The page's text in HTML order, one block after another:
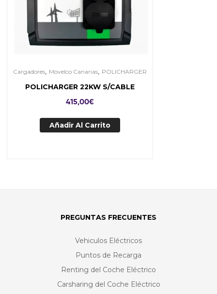
Cargadores Movelco Canarias POLICHARGER
POLICHARGER 22KW S/CABLE
415,00€
Añadir Al Carrito
PREGUNTAS FRECUENTES
Vehiculos Eléctricos
Puntos de Recarga
Renting del Coche Eléctrico
Carsharing del Coche Eléctrico